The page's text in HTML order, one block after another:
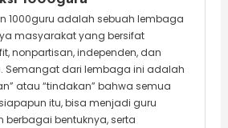
1000guru adalah sebuah lembaga
masyarakat yang bersifat
nonpartisan, independen, dan
Semangat dari lembaga ini adalah
atau “tindakan” bahwa semua
itu, bisa menjadi guru
berbagai bentuknya, serta